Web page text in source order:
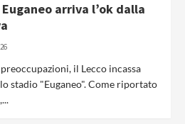
arriva l’ok dalla
il Lecco incassa
stadio "Euganeo". Come riportato